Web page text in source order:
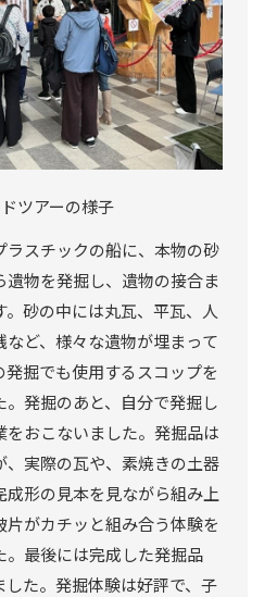
ツアーの様子
スチックの船に、本物の砂
物を発掘し、遺物の接合ま
砂の中には丸瓦、平瓦、人
ど、様々な遺物が埋まって
掘でも使用するスコップを
発掘のあと、自分で発掘し
をおこないました。発掘品は
、実際の瓦や、素焼きの土器
成形の見本を見ながら組み上
片がカチッと組み合う体験を
最後には完成した発掘品
した。発掘体験は好評で、子